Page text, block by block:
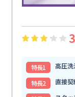
特⻑1
高圧
特⻑2
直接